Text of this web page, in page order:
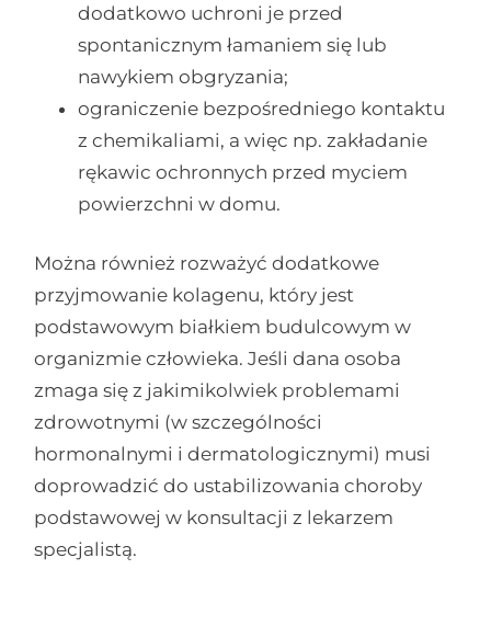
dodatkowo uchroni je przed
spontanicznym łamaniem się lub
nawykiem obgryzania;
ograniczenie bezpośredniego kontaktu
z chemikaliami, a więc np. zakładanie
rękawic ochronnych przed myciem
powierzchni w domu.
Można również rozważyć dodatkowe
przyjmowanie kolagenu, który jest
podstawowym białkiem budulcowym w
organizmie człowieka. Jeśli dana osoba
zmaga się z jakimikolwiek problemami
zdrowotnymi (w szczególności
hormonalnymi i dermatologicznymi) musi
doprowadzić do ustabilizowania choroby
podstawowej w konsultacji z lekarzem
specjalistą.